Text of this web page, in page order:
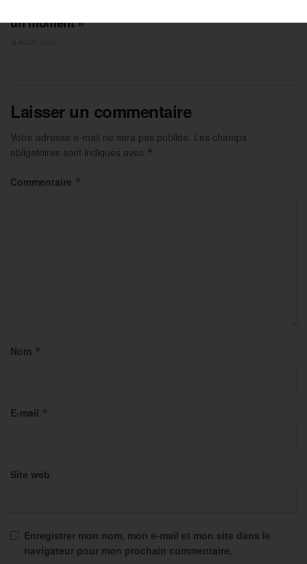
un moment »
Laisser un commentaire
Votre adresse e-mail ne sera pas publiée. Les champs
obligatoires sont indiqués avec *
Commentaire *
Nom *
E-mail *
Site web
Enregistrer mon nom, mon e-mail et mon site dans le
navigateur pour mon prochain commentaire.